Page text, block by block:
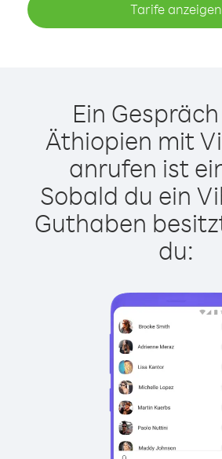
Tarife anzeigen
Ein
Äthiopien mit
anrufen ist
Sobald du ein
Guthaben
du: